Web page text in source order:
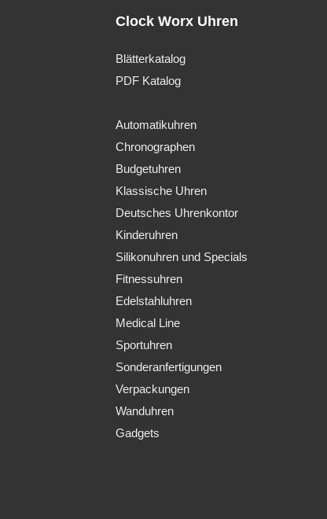
Clock Worx Uhren
Blätterkatalog
PDF Katalog
Automatikuhren
Chronographen
Budgetuhren
Klassische Uhren
Deutsches Uhrenkontor
Kinderuhren
Silikonuhren und Specials
Fitnessuhren
Edelstahluhren
Medical Line
Sportuhren
Sonderanfertigungen
Verpackungen
Wanduhren
Gadgets